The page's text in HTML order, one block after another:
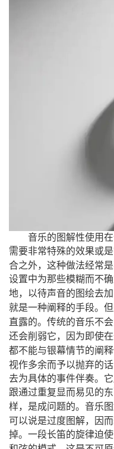
音乐的图解性使用
需要非常特殊的效果或
合之外， 这种做法经常
设置中为那些模糊而不
地，
以待声音的图绘去
就是一种阐释的手段。
直露的。传统的音乐不
还会削弱它，
因为即使
都不能与银幕情节的阐
视作多余而予以抛弃的话
去为具体的事件伴奏。
跟通过重复显而易见的
样， 是成问题的。音乐
可以说是过度图解， 因
掉。一段长笛的旋律迫